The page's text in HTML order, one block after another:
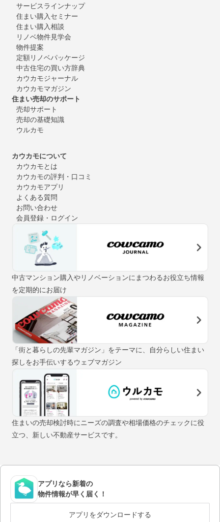
サービスラインナップ
住まい購入セミナー
住まい購入相談
リノベ物件見学会
物件提案
定額リノベパッケージ
中古住宅の買い方辞典
カウカモジャーナル
カウカモマガジン
住まい売却のサポート
売却サポート
売却の基礎知識
ウルカモ
カウカモについて
カウカモとは
カウカモの評判・口コミ
カウカモアプリ
よくある質問
お問い合わせ
会員登録・ログイン
中古マンション購入やリノベーションにまつわるお役立ち情報
を定期的にお届け
「街と暮らしの先輩マガジン」をテーマに、自分らしい住まい
探しをお手伝いするウェブマガジン
住まいの売却検討時にニーズの調査や相場価格のチェックに役
立つ、新しい不動産サービスです。
アプリなら新着の
物件情報が早く届く！
アプリをダウンロードする